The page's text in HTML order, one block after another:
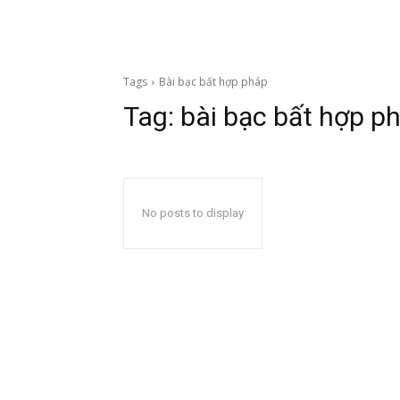
Tags Bài bạc bất hợp pháp
Tag: bài bạc bất hợp
No posts to display